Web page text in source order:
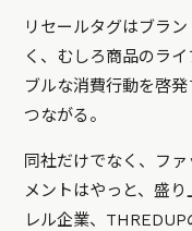
リセールタグはブラ
く、むしろ商品のラ
ブルな消費行動を啓
つながる。
同社だけでなく、フ
メントはやっと、盛
レル企業、THREDUP